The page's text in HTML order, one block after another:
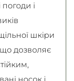
і
шкіри
дозволяє
носок і